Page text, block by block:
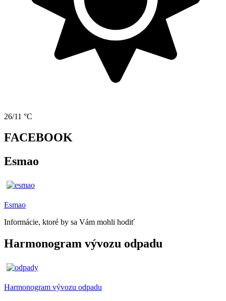
26/11 °C
FACEBOOK
Esmao
Esmao
Informácie, ktoré by sa Vám mohli hodiť
Harmonogram vývozu odpadu
Harmonogram vývozu odpadu